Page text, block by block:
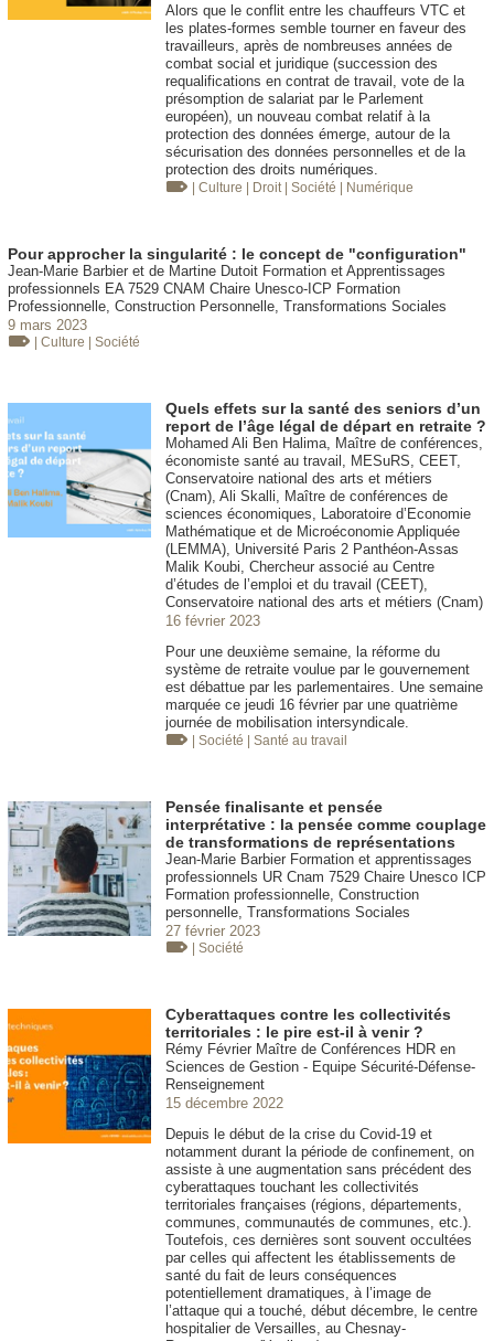
Alors que le conflit entre les chauffeurs VTC et
les plates-formes semble tourner en faveur des
travailleurs, après de nombreuses années de
combat social et juridique (succession des
requalifications en contrat de travail, vote de la
présomption de salariat par le Parlement
européen), un nouveau combat relatif à la
protection des données émerge, autour de la
sécurisation des données personnelles et de la
protection des droits numériques.
| Culture | Droit | Société | Numérique
Pour approcher la singularité : le concept de "configuration"
Jean-Marie Barbier et de Martine Dutoit Formation et Apprentissages
professionnels EA 7529 CNAM Chaire Unesco-ICP Formation
Professionnelle, Construction Personnelle, Transformations Sociales
9 mars 2023
| Culture | Société
Quels effets sur la santé des seniors d’un
report de l’âge légal de départ en retraite ?
Mohamed Ali Ben Halima, Maître de conférences,
économiste santé au travail, MESuRS, CEET,
Conservatoire national des arts et métiers
(Cnam), Ali Skalli, Maître de conférences de
sciences économiques, Laboratoire d’Economie
Mathématique et de Microéconomie Appliquée
(LEMMA), Université Paris 2 Panthéon-Assas
Malik Koubi, Chercheur associé au Centre
d’études de l’emploi et du travail (CEET),
Conservatoire national des arts et métiers (Cnam)
16 février 2023
Pour une deuxième semaine, la réforme du
système de retraite voulue par le gouvernement
est débattue par les parlementaires. Une semaine
marquée ce jeudi 16 février par une quatrième
journée de mobilisation intersyndicale.
| Société | Santé au travail
Pensée finalisante et pensée
interprétative : la pensée comme couplage
de transformations de représentations
Jean-Marie Barbier Formation et apprentissages
professionnels UR Cnam 7529 Chaire Unesco ICP
Formation professionnelle, Construction
personnelle, Transformations Sociales
27 février 2023
| Société
Cyberattaques contre les collectivités
territoriales : le pire est-il à venir ?
Rémy Février Maître de Conférences HDR en
Sciences de Gestion - Equipe Sécurité-Défense-
Renseignement
15 décembre 2022
Depuis le début de la crise du Covid-19 et
notamment durant la période de confinement, on
assiste à une augmentation sans précédent des
cyberattaques touchant les collectivités
territoriales françaises (régions, départements,
communes, communautés de communes, etc.).
Toutefois, ces dernières sont souvent occultées
par celles qui affectent les établissements de
santé du fait de leurs conséquences
potentiellement dramatiques, à l’image de
l’attaque qui a touché, début décembre, le centre
hospitalier de Versailles, au Chesnay-